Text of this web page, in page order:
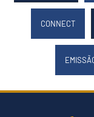
CONNECT